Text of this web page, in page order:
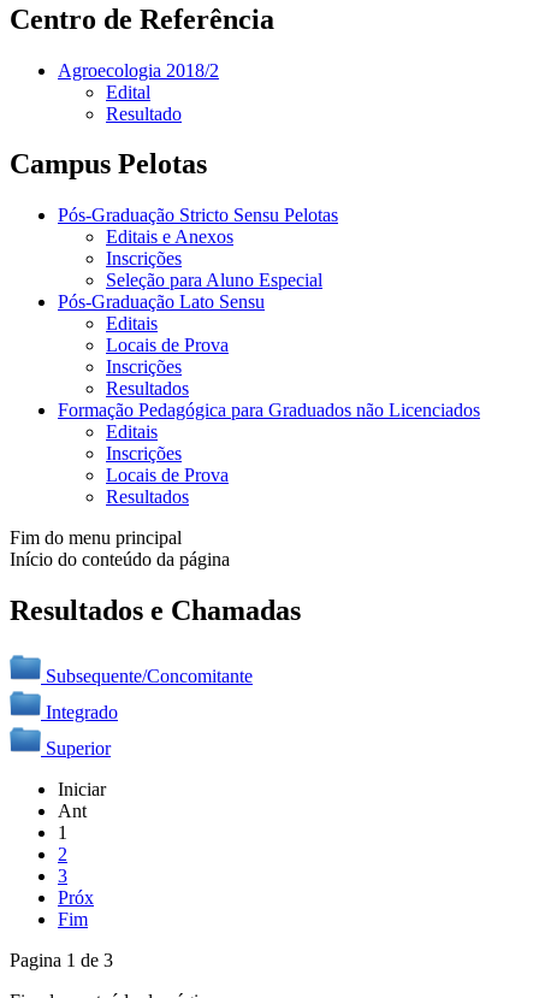
Centro de Referência
Agroecologia 2018/2
Edital
Resultado
Campus Pelotas
Pós-Graduação Stricto Sensu Pelotas
Editais e Anexos
Inscrições
Seleção para Aluno Especial
Pós-Graduação Lato Sensu
Editais
Locais de Prova
Inscrições
Resultados
Formação Pedagógica para Graduados não Licenciados
Editais
Inscrições
Locais de Prova
Resultados
Fim do menu principal
Início do conteúdo da página
Resultados e Chamadas
Subsequente/Concomitante
Integrado
Superior
Iniciar
Ant
1
2
3
Próx
Fim
Pagina 1 de 3